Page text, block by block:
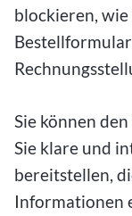
blockieren,
Sie können
Sie klare und
bereitstellen,
Informationen